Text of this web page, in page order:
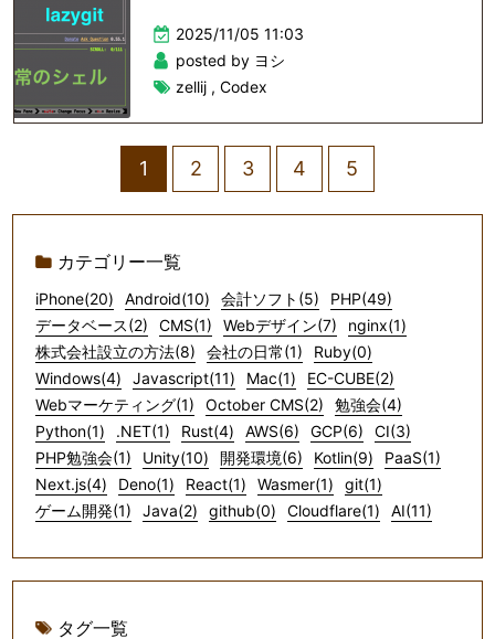
2025/11/05 11:03
posted by ヨシ
zellij, Codex
1 2 3 4 5
カテゴリー一覧
iPhone(20) Android(10) 会計ソフト(5)
PHP(49)
データベース(2)
CMS(1) Webデザイン(7)
nginx(1)
株式会社設立の方法(8)
会社の日常(1)
Ruby(0)
Windows(4)
Javascript(11) Mac(1)
EC-CUBE(2)
Webマーケティング(1)
October CMS(2)
勉強会(4)
Python(1)
.NET(1) Rust(4) AWS(6) GCP(6)
CI(3)
PHP勉強会(1)
Unity(10) 開発環境(6) Kotlin(9)
PaaS(1)
Next.js(4)
Deno(1) React(1) Wasmer(1)
git(1)
ゲーム開発(1)
Java(2) github(0) Cloudflare(1) AI(11)
タグ一覧